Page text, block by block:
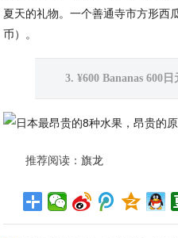
夏天的礼物。一个善通寺市方形西
币）。
3. ¥600 Bananas 600
推荐阅读：旗龙